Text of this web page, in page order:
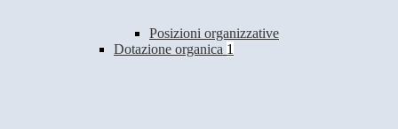
Posizioni organizzative
Dotazione organica 1